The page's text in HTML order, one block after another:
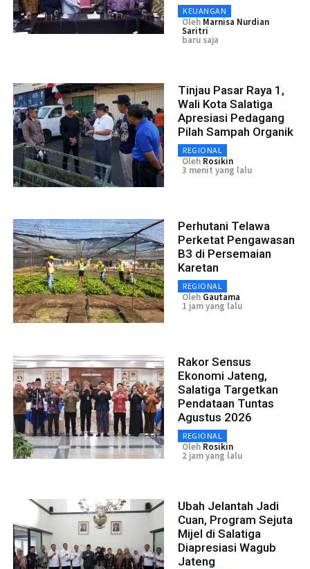
KEUANGAN
Oleh Marnisa Nurdian
Saritri
baru saja
Tinjau Pasar Raya 1,
Wali Kota Salatiga
Apresiasi Pedagang
Pilah Sampah Organik
REGIONAL
Oleh Rosikin
3 menit yang lalu
Perhutani Telawa
Perketat Pengawasan
B3 di Persemaian
Karetan
REGIONAL
Oleh Gautama
1 jam yang lalu
Rakor Sensus
Ekonomi Jateng,
Salatiga Targetkan
Pendataan Tuntas
Agustus 2026
REGIONAL
Oleh Rosikin
2 jam yang lalu
Ubah Jelantah Jadi
Cuan, Program Sejuta
Mijel di Salatiga
Diapresiasi Wagub
Jateng